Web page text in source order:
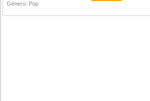
Género: Pop